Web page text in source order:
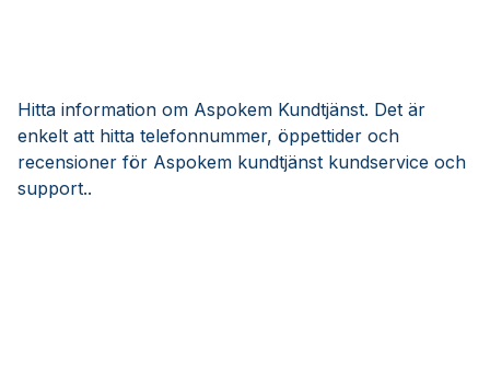
Hitta information om Aspokem Kundtjänst. Det är
enkelt att hitta telefonnummer, öppettider och
recensioner för Aspokem kundtjänst kundservice och
support..